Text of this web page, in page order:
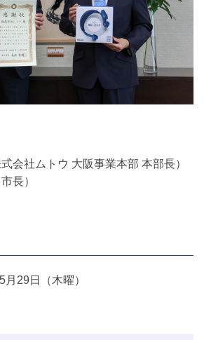
社ムトウ 大阪事業本部 本部長）
長）
29日（木曜）